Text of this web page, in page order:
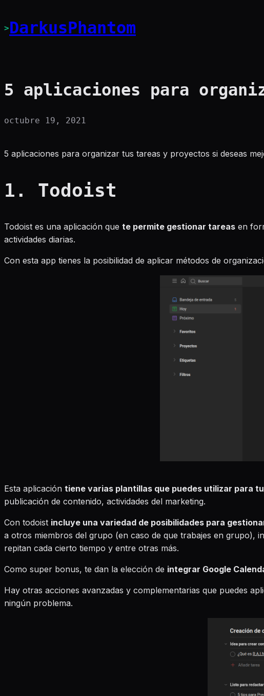
contenido
>DarkusPhantom
5 aplicaciones para
octubre 19, 2021
5 aplicaciones para organizar tus tareas y proyectos si deseas
1. Todoist
Todoist es una aplicación que te permite gestionar tareas en
actividades diarias.
Con esta app tienes la posibilidad de aplicar métodos de
Esta aplicación tiene varias plantillas que puedes utilizar para
publicación de contenido, actividades del marketing.
Con todoist incluye una variedad de posibilidades para
a otros miembros del grupo (en caso de que trabajes en grupo),
repitan cada cierto tiempo y entre otras más.
Como super bonus, te dan la elección de integrar Google
Hay otras acciones avanzadas y complementarias que puedes
ningún problema.